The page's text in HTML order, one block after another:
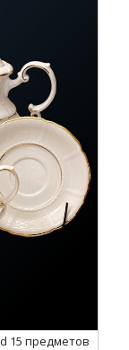
15 предметов